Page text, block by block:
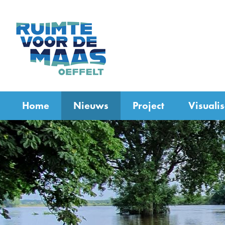
Home Nieuws Project